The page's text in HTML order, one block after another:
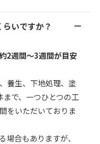
いですか？
2週間〜3週間が目安
養生、下地処理、塗
で、一つひとつの工
をいただいておりま
場合もありますが、